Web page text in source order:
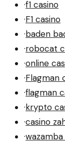
·f1 casino
·F1 casino
·baden
·robocat
·online
·Flagman
·flagman
·krypto
·casino
·